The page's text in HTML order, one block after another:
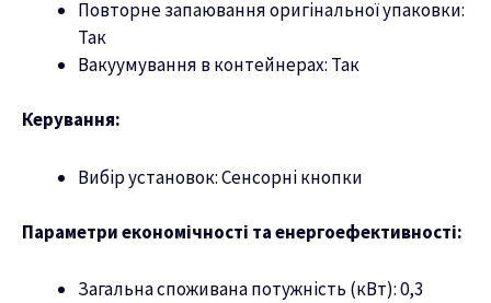
Повторне запаювання оригінальної упаковки:
Так
Вакуумування в контейнерах: Так
Керування:
Вибір установок: Сенсорні кнопки
Параметри економічності та енергоефективності:
Загальна споживана потужність (кВт): 0,3